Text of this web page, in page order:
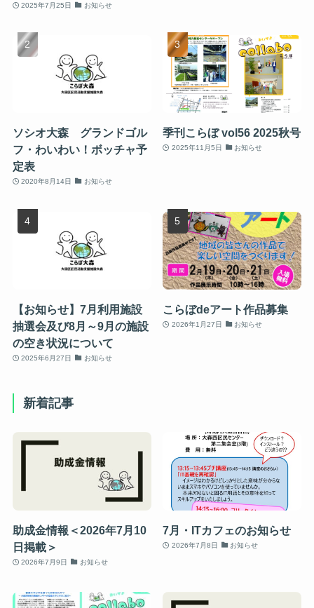
2025年7月25日 お知らせ
ソシオ大森 グランドゴル
フ・わいわい！ボッチャ予
定表
2020年8月14日 お知らせ
季刊こらぼ vol56 2025秋号
2025年11月5日 お知らせ
【お知らせ】7月利用施設
抽選会及び8月～9月の施設
の空き状況について
2025年6月27日 お知らせ
こらぼdeアート作品募集
2026年1月27日 お知らせ
新着記事
助成金情報＜2026年7月10
日掲載＞
2026年7月9日 お知らせ
7月・ITカフェのお知らせ
2026年7月8日 お知らせ